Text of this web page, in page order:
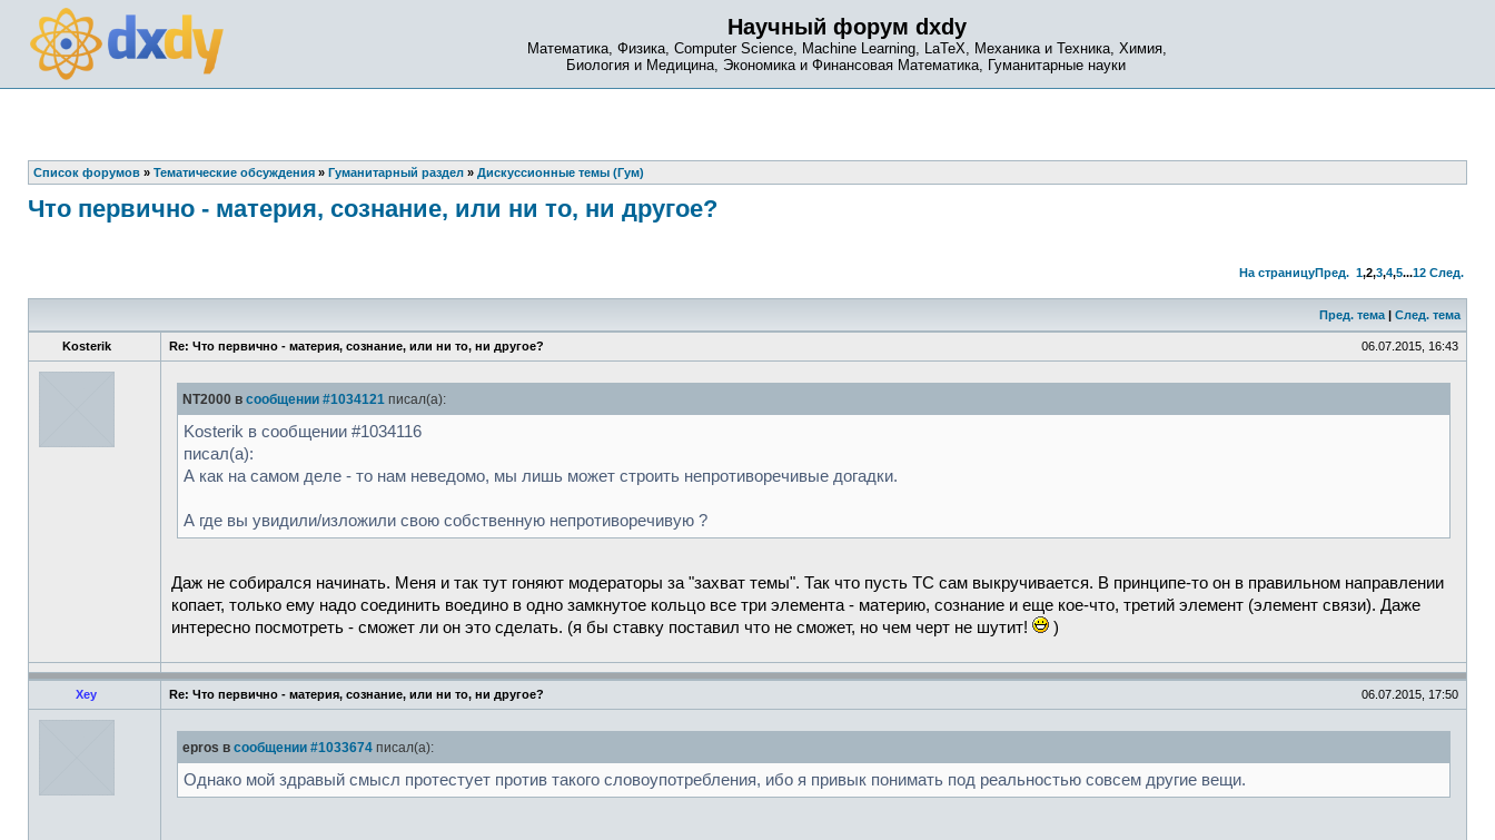
Научный форум dxdy
Математика, Физика, Computer Science, Machine Learning, LaTeX, Механика и Техника, Химия,
Биология и Медицина, Экономика и Финансовая Математика, Гуманитарные науки
Список форумов » Тематические обсуждения » Гуманитарный раздел » Дискуссионные темы (Гум)
Что первично - материя, сознание, или ни то, ни другое?
На страницуПред. 1,2,3,4,5...12 След.
Пред. тема | След. тема
Kosterik Re: Что первично - материя, сознание, или ни то, ни другое? 06.07.2015, 16:43
NT2000 в сообщении #1034121 писал(а):
Kosterik в сообщении #1034116
писал(а):
А как на самом деле - то нам неведомо, мы лишь может строить непротиворечивые догадки.
А где вы увидили/изложили свою собственную непротиворечивую ?
Даж не собирался начинать. Меня и так тут гоняют модераторы за "захват темы". Так что пусть ТС сам выкручивается. В принципе-то он в правильном направлении
копает, только ему надо соединить воедино в одно замкнутое кольцо все три элемента - материю, сознание и еще кое-что, третий элемент (элемент связи). Даже
интересно посмотреть - сможет ли он это сделать. (я бы ставку поставил что не сможет, но чем черт не шутит!
)
Xey Re: Что первично - материя, сознание, или ни то, ни другое? 06.07.2015, 17:50
epros в сообщении #1033674 писал(а):
Однако мой здравый смысл протестует против такого словоупотребления, ибо я привык понимать под реальностью совсем другие вещи.